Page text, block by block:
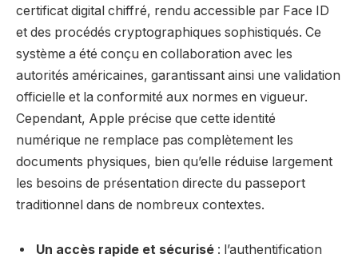
certificat digital chiffré, rendu accessible par Face ID
et des procédés cryptographiques sophistiqués. Ce
système a été conçu en collaboration avec les
autorités américaines, garantissant ainsi une validation
officielle et la conformité aux normes en vigueur.
Cependant, Apple précise que cette identité
numérique ne remplace pas complètement les
documents physiques, bien qu’elle réduise largement
les besoins de présentation directe du passeport
traditionnel dans de nombreux contextes.
Un accès rapide et sécurisé : l’authentification